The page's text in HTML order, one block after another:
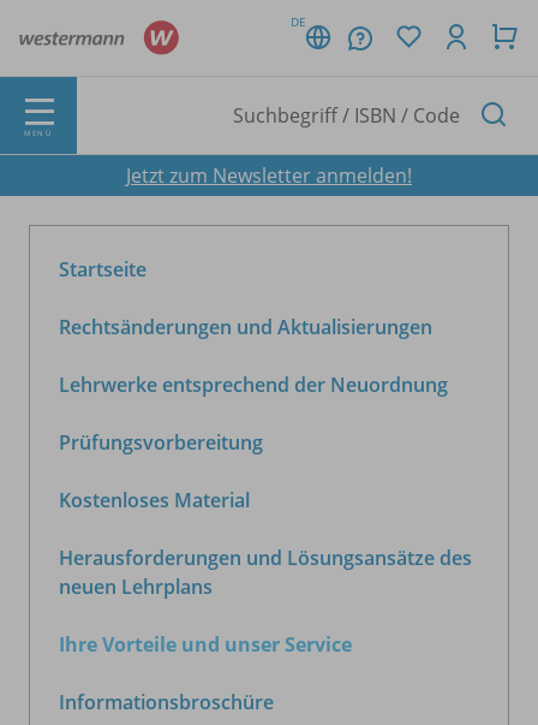
DE
MENÜ
Jetzt zum Newsletter anmelden!
Startseite
Rechtsänderungen und Aktualisierungen
Lehrwerke entsprechend der Neuordnung
Prüfungsvorbereitung
Kostenloses Material
Herausforderungen und Lösungsansätze des
neuen Lehrplans
Ihre Vorteile und unser Service
Informationsbroschüre